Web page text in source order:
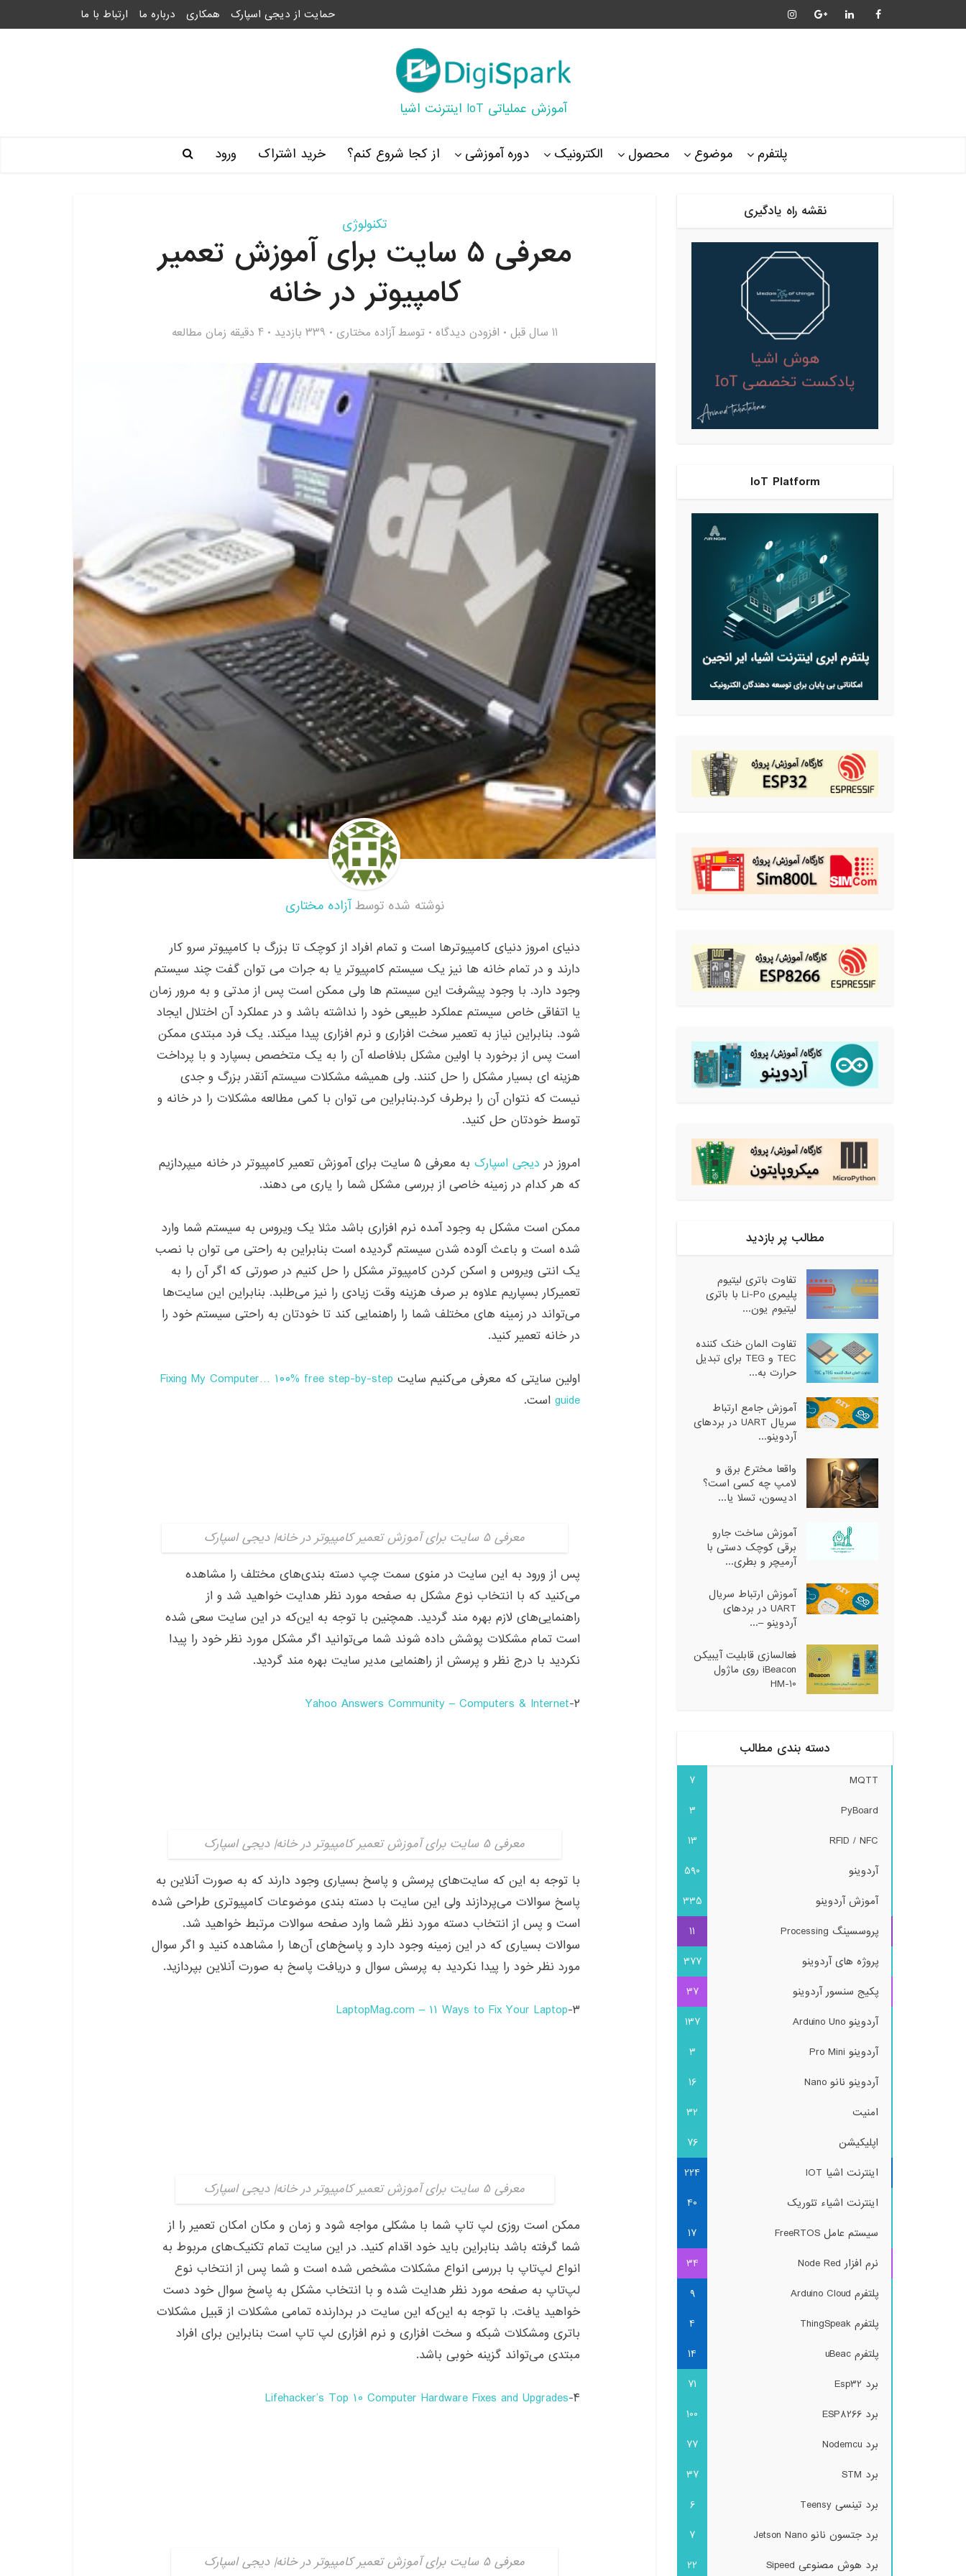
حمایت از دیجی اسپارک همکاری درباره ما ارتباط با ما
آموزش عملیاتی IoT اینترنت اشیا
پلتفرم موضوع محصول الکترونیک دوره آموزشی از کجا شروع کنم؟ خرید اشتراک ورود
تکنولوژی
معرفی ۵ سایت برای آموزش تعمیر
کامپیوتر در خانه
11 سال قبل افزودن دیدگاه توسط آزاده مختاری 339 بازدید 4 دقیقه زمان مطالعه
نوشته شده توسطآزاده مختاری
دنیای امروز دنیای کامپیوترها است و تمام افراد از کوچک تا بزرگ با کامپیوتر سرو کار
دارند و در تمام خانه ها نیز یک سیستم کامپیوتر یا به جرات می توان گفت چند سیستم
وجود دارد. با وجود پیشرفت این سیستم ها ولی ممکن است پس از مدتی و به مرور زمان
یا اتفاقی خاص سیستم عملکرد طبیعی خود را نداشته باشد و در عملکرد آن اختلال ایجاد
شود. بنابراین نیاز به تعمیر سخت افزاری و نرم افزاری پیدا میکند. یک فرد مبتدی ممکن
است پس از برخورد با اولین مشکل بلافاصله آن را به یک متخصص بسپارد و با پرداخت
هزینه ای بسیار مشکل را حل کنند. ولی همیشه مشکلات سیستم آنقدر بزرگ و جدی
نیست که نتوان آن را برطرف کرد.بنابراین می توان با کمی مطالعه مشکلات را در خانه و
توسط خودتان حل کنید.
امروز در دیجی اسپارک
به معرفی ۵ سایت برای آموزش تعمیر کامپیوتر در خانه میپردازیم
که هر کدام در زمینه خاصی از بررسی مشکل شما را یاری می دهند.
ممکن است مشکل به وجود آمده نرم افزاری باشد مثلا یک ویروس به سیستم شما وارد
شده است و باعث آلوده شدن سیستم گردیده است بنابراین به راحتی می توان با نصب
یک انتی ویروس و اسکن کردن کامپیوتر مشکل را حل کنیم در صورتی که اگر آن را به
تعمیرکار بسپاریم علاوه بر صرف هزینه وقت زیادی را نیز می‌طلبد. بنابراین این سایت‌ها
می‌تواند در زمینه های مختلف شما را راهنمایی کند تا خودتان به راحتی سیستم خود را
در خانه تعمیر کنید.
اولین سایتی که معرفی می‌کنیم سایت Fixing My Computer… ۱۰۰% free step-by-step
guide است.
معرفی ۵ سایت برای آموزش تعمیر کامپیوتر در خانه| دیجی اسپارک
پس از ورود به این سایت در منوی سمت چپ دسته بندی‌های مختلف را مشاهده
می‌کنید که با انتخاب نوع مشکل به صفحه مورد نظر هدایت خواهید شد و از
راهنمایی‌های لازم بهره مند گردید. همچنین با توجه به این‌که در این سایت سعی شده
است تمام مشکلات پوشش داده شوند شما می‌توانید اگر مشکل مورد نظر خود را پیدا
نکردید با درج نظر و پرسش از راهنمایی مدیر سایت بهره مند گردید.
۲- Yahoo Answers Community – Computers & Internet
است و پس از انتخاب دسته مورد نظر شما وارد صفحه سوالات مرتبط خواهید شد.
مورد نظر خود را پیدا نکردید به پرسش سوال و دریافت پاسخ به صورت آنلاین بپردازید.
۳- LaptopMag.com – ۱۱ Ways to Fix Your Laptop
Lifehacker’s Top 10 Computer Hardware Fixes and Upgrades
معرفی ۵ سایت برای آموزش تعمیر کامپیوتر در خانه| دیجی اسپارک
ممکن است زمانی شما برای تغییر یا ارتقا لپ‌تاپ مطرح شود و نیاز به تعمیر سخت
افزاری یا ارتقا داشته باشیم. بنابراین شناخت قطعات سخت افزاری و وظیفه هرکدام از آن
ها کاری بسیار مهم است ولی برای تعویض آن‌ها به اصولی خاص نیاز داریم که در این
سایت در زمینه انواع مدل سخت افزار و قابلیت‌های هرکدام و نحوه نصب و ارتقا این
نقشه راه یادگیری
IoT Platform
مطالب پر بازدید
تفاوت باتری لیتیوم
پلیمری Li-Po با باتری
لیتیوم یون...
تفاوت المان خنک کننده
TEC و TEG برای تبدیل
حرارت به...
آموزش جامع ارتباط
سریال UART در بردهای
آردوینو...
واقعا مخترع برق و
لامپ چه کسی است؟
ادیسون، تسلا یا...
آموزش ساخت جارو
برقی کوچک دستی با
آرمیچر و بطری...
آموزش ارتباط سریال
UART در بردهای
آردوینو –...
فعالسازی قابلیت آیبیکن
iBeacon روی ماژول
HM-10
دسته بندی مطالب
MQTT
7
PyBoard
3
RFID / NFC
13
آردوینو
590
آموزش آردوینو
335
پروسسینگ Processing
11
پروژه های آردوینو
377
پکیج سنسور آردوینو
37
آردوینو Arduino Uno
137
آردوینو Pro Mini
3
آردوینو نانو Nano
16
امنیت
32
اپلیکیشن
76
اینترنت اشیا IOT
224
اینترنت اشیاء تئوریک
40
سیستم عامل FreeRTOS
17
نرم افزار Node Red
34
پلتفرم Arduino Cloud
9
پلتفرم ThingSpeak
4
پلتفرم uBeac
14
برد Esp32
71
برد ESP8266
100
برد Nodemcu
77
برد STM
37
برد تینسی Teensy
6
برد جتسون نانو Jetson Nano
7
برد هوش مصنوعی Sipeed
22